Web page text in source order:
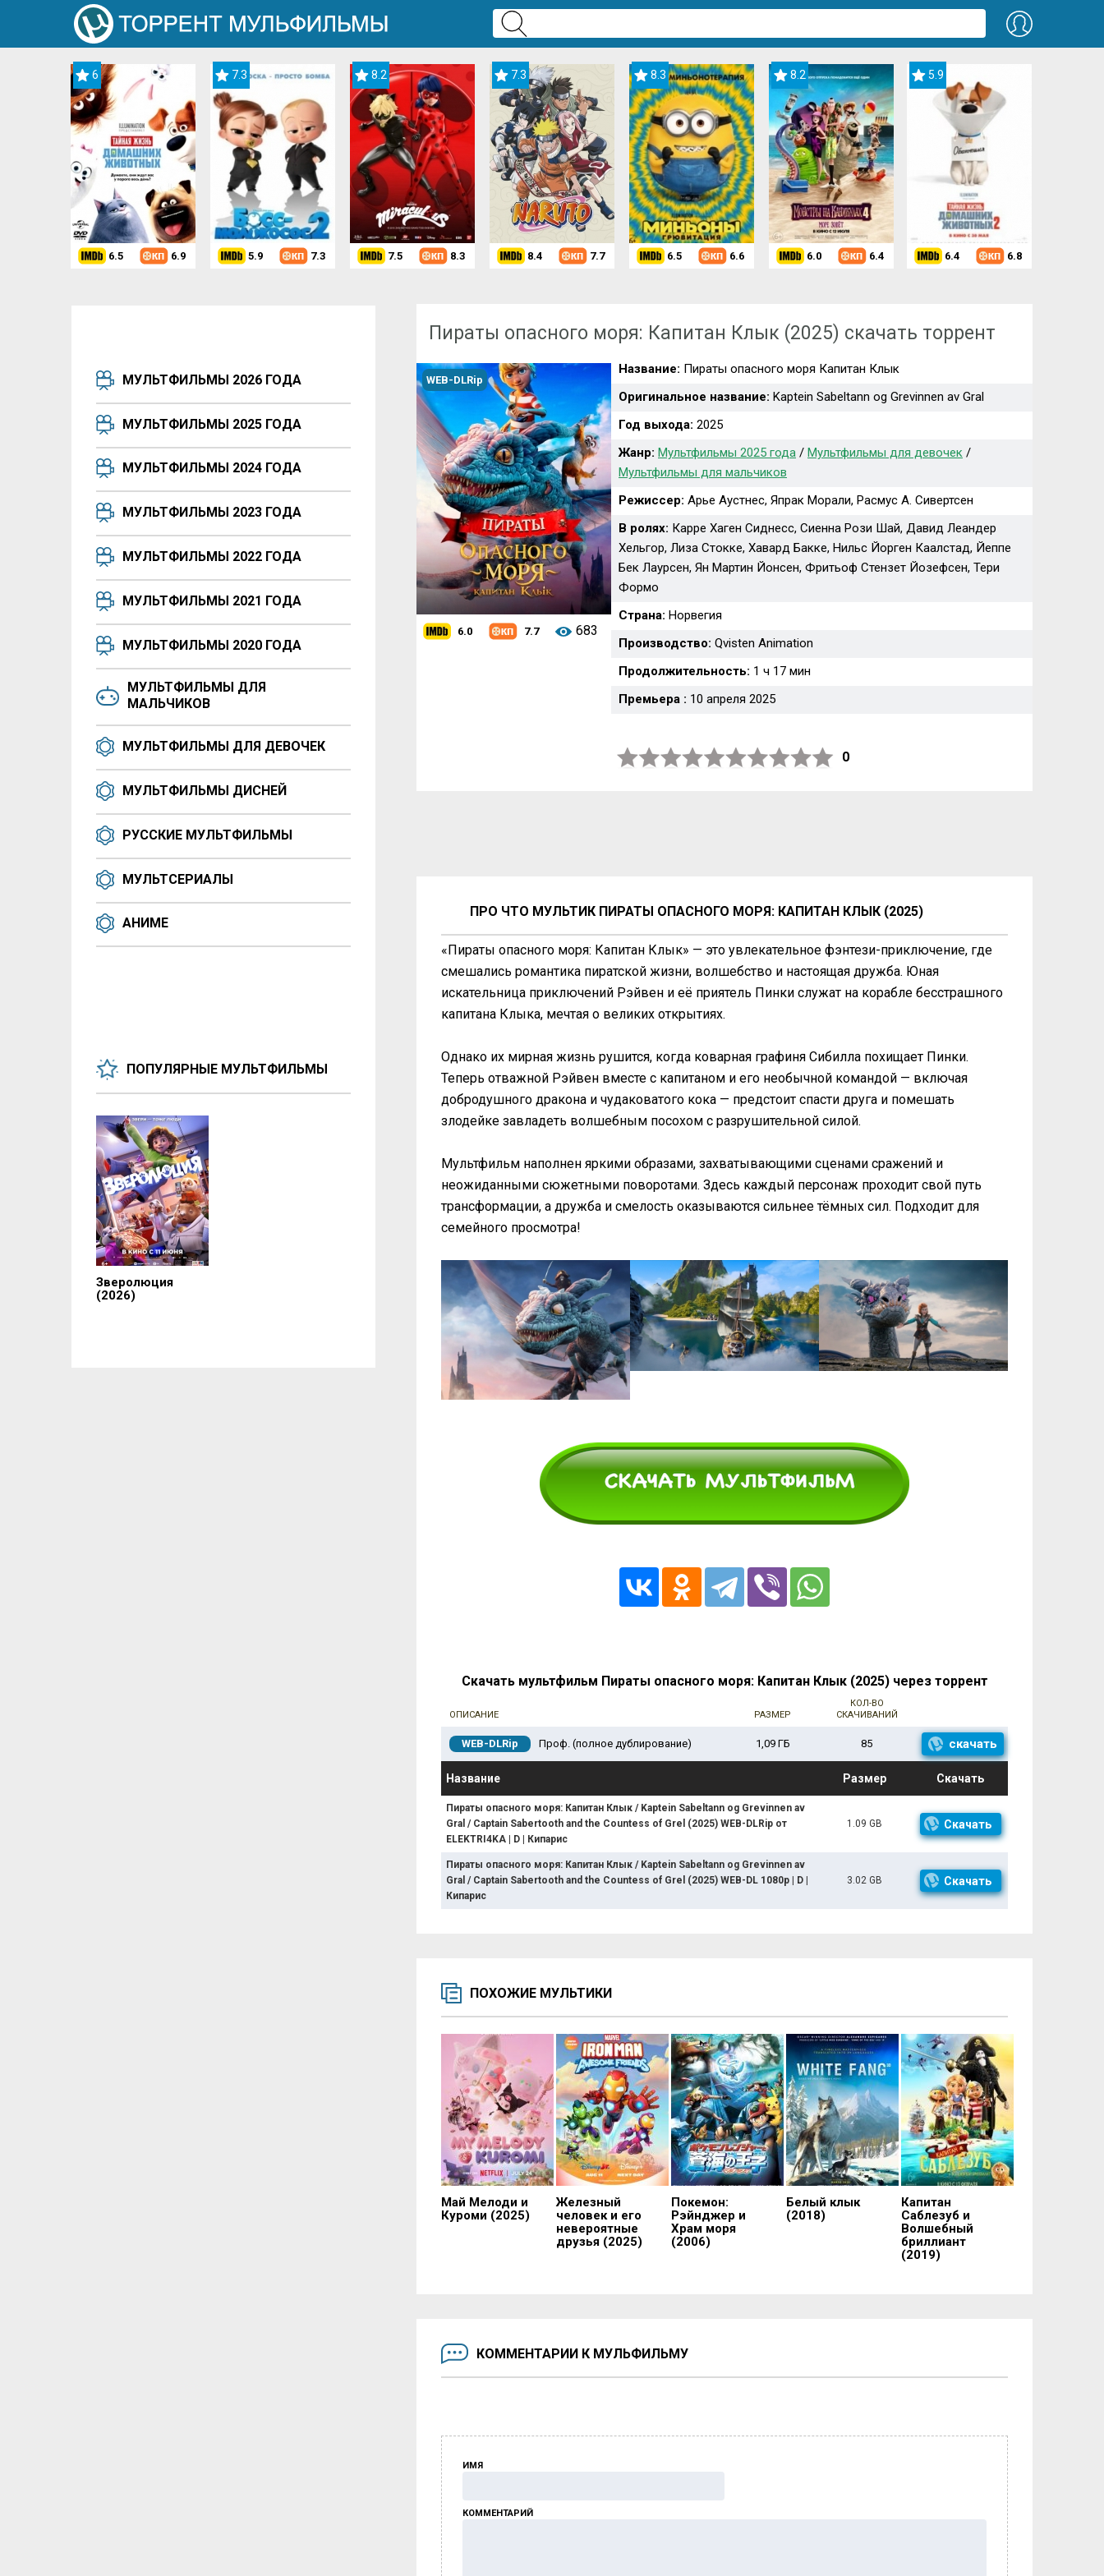
6
6.5 6.9
7.3
5.9 7.3
8.2
7.5 8.3
7.3
8.4 7.7
8.3
6.5 6.6
8.2
6.0 6.4
5.9
6.4 6.8
МУЛЬТФИЛЬМЫ 2026 ГОДА
МУЛЬТФИЛЬМЫ 2025 ГОДА
МУЛЬТФИЛЬМЫ 2024 ГОДА
МУЛЬТФИЛЬМЫ 2023 ГОДА
МУЛЬТФИЛЬМЫ 2022 ГОДА
МУЛЬТФИЛЬМЫ 2021 ГОДА
МУЛЬТФИЛЬМЫ 2020 ГОДА
МУЛЬТФИЛЬМЫ ДЛЯ
МАЛЬЧИКОВ
МУЛЬТФИЛЬМЫ ДЛЯ ДЕВОЧЕК
МУЛЬТФИЛЬМЫ ДИСНЕЙ
РУССКИЕ МУЛЬТФИЛЬМЫ
МУЛЬТСЕРИАЛЫ
АНИМЕ
ПОПУЛЯРНЫЕ МУЛЬТФИЛЬМЫ
Зверолюция
(2026)
Пираты опасного моря: Капитан Клык (2025) скачать торрент
WEB-DLRip
6.0 7.7 683
Название: Пираты опасного моря Капитан Клык
Оригинальное название: Kaptein Sabeltann og Grevinnen av Gral
Год выхода: 2025
Жанр: Мультфильмы 2025 года / Мультфильмы для девочек /
Мультфильмы для мальчиков
Режиссер: Арье Аустнес, Япрак Морали, Расмус А. Сивертсен
В ролях: Карре Хаген Сиднесс, Сиенна Рози Шай, Давид Леандер
Хельгор, Лиза Стокке, Хавард Бакке, Нильс Йорген Каалстад, Йеппе
Бек Лаурсен, Ян Мартин Йонсен, Фритьоф Стензет Йозефсен, Тери
Формо
Страна: Норвегия
Производство: Qvisten Animation
Продолжительность: 1 ч 17 мин
Премьера : 10 апреля 2025
0
ПРО ЧТО МУЛЬТИК ПИРАТЫ ОПАСНОГО МОРЯ: КАПИТАН КЛЫК (2025)
«Пираты опасного моря: Капитан Клык» — это увлекательное фэнтези-приключение, где
смешались романтика пиратской жизни, волшебство и настоящая дружба. Юная
искательница приключений Рэйвен и её приятель Пинки служат на корабле бесстрашного
капитана Клыка, мечтая о великих открытиях.
Однако их мирная жизнь рушится, когда коварная графиня Сибилла похищает Пинки.
Теперь отважной Рэйвен вместе с капитаном и его необычной командой — включая
добродушного дракона и чудаковатого кока — предстоит спасти друга и помешать
злодейке завладеть волшебным посохом с разрушительной силой.
Мультфильм наполнен яркими образами, захватывающими сценами сражений и
неожиданными сюжетными поворотами. Здесь каждый персонаж проходит свой путь
трансформации, а дружба и смелость оказываются сильнее тёмных сил. Подходит для
семейного просмотра!
Скачать мультфильм Пираты опасного моря: Капитан Клык (2025) через торрент
ОПИСАНИЕ РАЗМЕР
КОЛ-ВО
СКАЧИВАНИЙ
WEB-DLRip Проф. (полное дублирование) 1,09 ГБ 85 скачать
Название Размер Скачать
Пираты опасного моря: Капитан Клык / Kaptein Sabeltann og Grevinnen av
Gral / Captain Sabertooth and the Countess of Grel (2025) WEB-DLRip от
ELEKTRI4KA | D | Кипарис
1.09 GB Скачать
Пираты опасного моря: Капитан Клык / Kaptein Sabeltann og Grevinnen av
Gral / Captain Sabertooth and the Countess of Grel (2025) WEB-DL 1080p | D |
Кипарис
3.02 GB Скачать
ПОХОЖИЕ МУЛЬТИКИ
Май Мелоди и
Куроми (2025)
Железный
человек и его
невероятные
друзья (2025)
Покемон:
Рэйнджер и
Храм моря
(2006)
Белый клык
(2018)
Капитан
Саблезуб и
Волшебный
бриллиант
(2019)
КОММЕНТАРИИ К МУЛЬФИЛЬМУ
ИМЯ
КОММЕНТАРИЙ